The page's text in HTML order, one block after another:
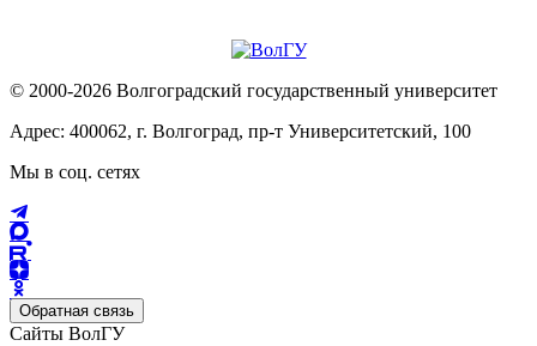
© 2000-2026 Волгоградский государственный университет
Адрес: 400062, г. Волгоград, пр-т Университетский, 100
Мы в соц. сетях
Обратная связь
Сайты ВолГУ